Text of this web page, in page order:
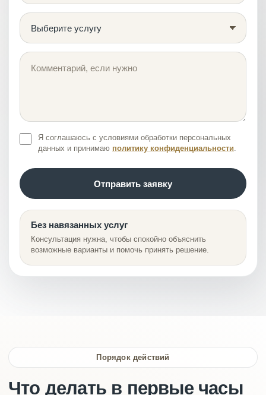
Я соглашаюсь с условиями обработки персональных
данных и принимаю политику конфиденциальности.
Отправить заявку
Без навязанных услуг
Консультация нужна, чтобы спокойно объяснить
возможные варианты и помочь принять решение.
Порядок действий
Что делать в первые часы